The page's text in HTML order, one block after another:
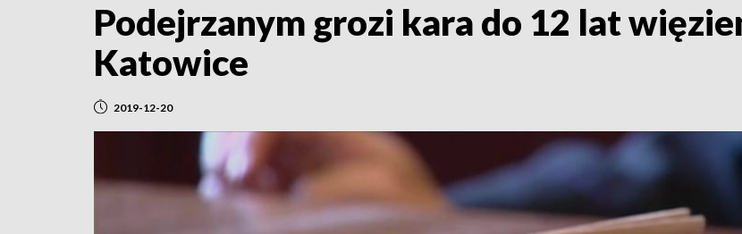
Podejrzanym grozi kara do 12 lat
Katowice
2019-12-20